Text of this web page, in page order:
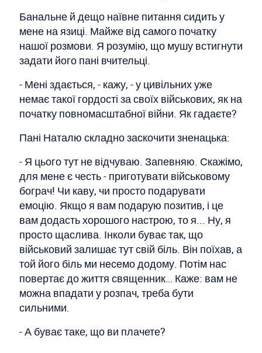
Банальне й дещо наївне питання сидить у
мене на язиці. Майже від самого початку
нашої розмови. Я розумію, що мушу встигнути
задати його пані вчительці.
- Мені здається, - кажу, - у цивільних уже
немає такої гордості за своїх військових, як на
початку повномасштабної війни. Як гадаєте?
Пані Наталю складно заскочити зненацька:
- Я цього тут не відчуваю. Запевняю. Скажімо,
для мене є честь - приготувати військовому
бограч! Чи каву, чи просто подарувати
емоцію. Якщо я вам подарую позитив, і це
вам додасть хорошого настрою, то я... Ну, я
просто щаслива. Інколи буває так, що
військовий залишає тут свій біль. Він поїхав, а
той його біль ми несемо додому. Потім нас
повертає до життя священник… Каже: вам не
можна впадати у розпач, треба бути
сильними.
- А буває таке, що ви плачете?